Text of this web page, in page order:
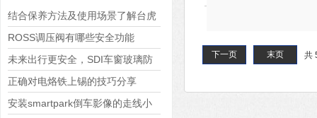
结合保养方法及使用场景了解台虎
钳
ROSS调压阀有哪些安全功能
未来出行更安全，SDI车窗玻璃防
夹力如何增强车辆智能化？
正确对电烙铁上锡的技巧分享
安装smartpark倒车影像的走线小
共
下一页 末页